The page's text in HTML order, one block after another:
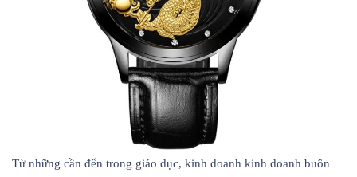
Từ những cần đến trong giáo dục, kinh doanh kinh doanh buôn